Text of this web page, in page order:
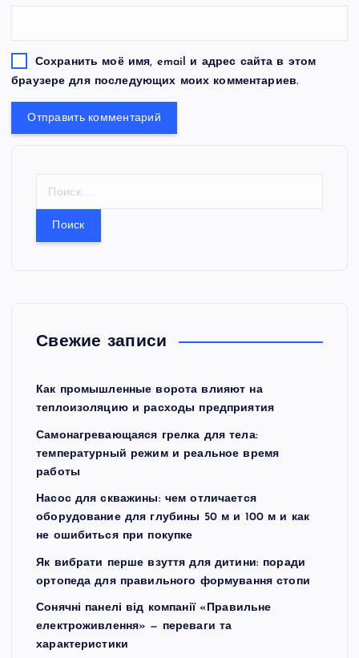
Сохранить моё имя, email и адрес сайта в этом
браузере для последующих моих комментариев.
Свежие записи
Как промышленные ворота влияют на
теплоизоляцию и расходы предприятия
Самонагревающаяся грелка для тела:
температурный режим и реальное время
работы
Насос для скважины: чем отличается
оборудование для глубины 50 м и 100 м и как
не ошибиться при покупке
Як вибрати перше взуття для дитини: поради
ортопеда для правильного формування стопи
Сонячні панелі від компанії «Правильне
електроживлення» — переваги та
характеристики